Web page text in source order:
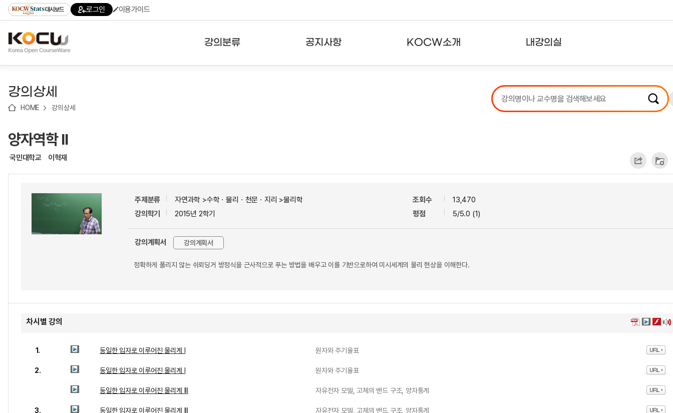
기
기
기
content)
가
대시보드 로그인 이용가이드
강의분류 공지사항 KOCW소개 내강의실
강의리스트
수강확인증강의
강의상세
HOME 강의상세
양자역학 II
국민대학교 이혁재
주제분류
자연과학 >수학ㆍ물리ㆍ천문ㆍ지리 >물리학
강의학기
2015년 2학기
조회수
13,470
평점
5/5.0 (1)
강의계획서 강의계획서
정확하게 풀리지 않는 쉬뢰딩거 방정식을 근사적으로 푸는 방법을 배우고 이를 기반으로하여 미시세계의 물리 현상을 이해한다.
차시별 강의
1. 동일한 입자로 이루어진 물리계 I 원자와 주기율표
2. 동일한 입자로 이루어진 물리계 I 원자와 주기율표
동일한 입자로 이루어진 물리계 III 자유전자 모델, 고체의 밴드 구조, 양자통계
3. 동일한 입자로 이루어진 물리계 III 자유전자 모델, 고체의 밴드 구조, 양자통계